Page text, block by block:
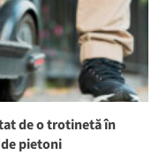
de o trotinetă în
pietoni